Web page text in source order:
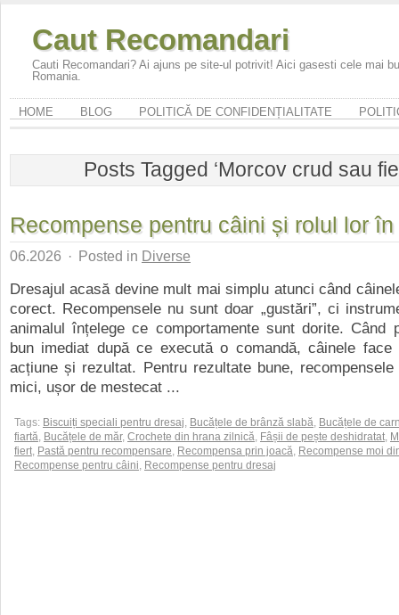
Caut Recomandari
Cauti Recomandari? Ai ajuns pe site-ul potrivit! Aici gasesti cele mai
Romania.
HOME BLOG POLITICĂ DE CONFIDENȚIALITATE
Posts Tagged ‘Morcov crud sau
Recompense pentru câini și rolul lor
06.2026 · Posted in Diverse
Dresajul acasă devine mult mai simplu atunci când
corect. Recompensele nu sunt doar „gustări”, ci
animalul înțelege ce comportamente sunt dorite. Când
bun imediat după ce execută o comandă, câinele face
acțiune și rezultat. Pentru rezultate bune,
mici, ușor de mestecat ...
Tags: Biscuiți speciali pentru dresaj, Bucățele de brânză slabă, Bucățele de
fiartă, Bucățele de măr, Crochete din hrana zilnică, Fâșii de pește deshidratat,
fiert, Pastă pentru recompensare, Recompensa prin joacă, Recompense moi
Recompense pentru câini, Recompense pentru dresaj